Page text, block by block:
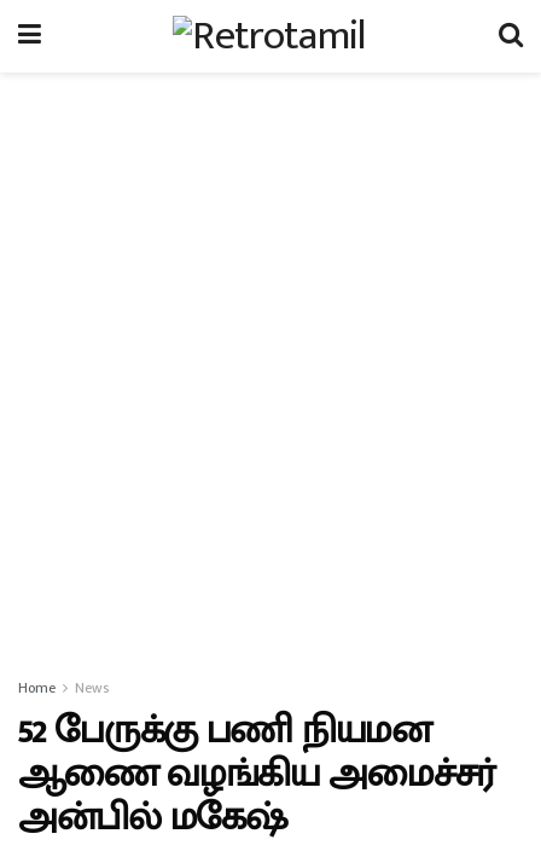
Home News
52 பேருக்கு பணி நியமன
ஆணை வழங்கிய அமைச்சர்
அன்பில் மகேஷ்